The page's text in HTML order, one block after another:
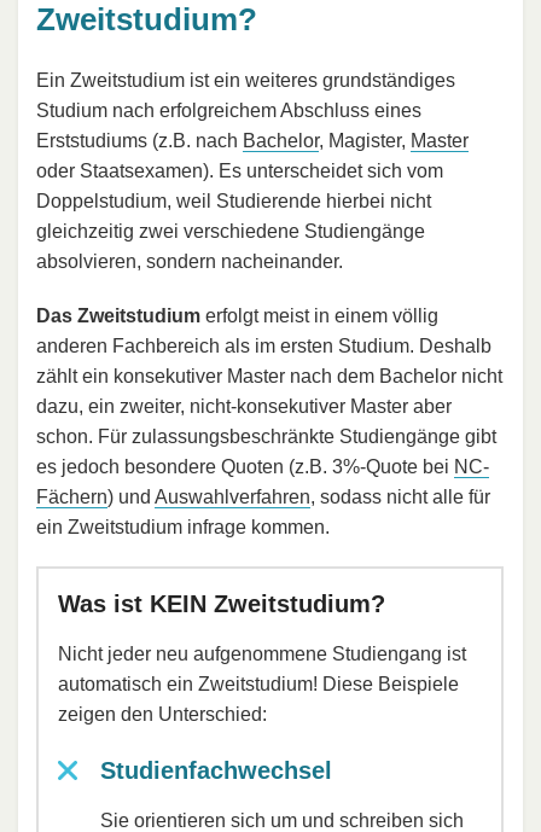
Zweitstudium?
Ein Zweitstudium ist ein weiteres grundständiges
Studium nach erfolgreichem Abschluss eines
Erststudiums (z.B. nach Bachelor, Magister, Master
oder Staatsexamen). Es unterscheidet sich vom
Doppelstudium, weil Studierende hierbei nicht
gleichzeitig zwei verschiedene Studiengänge
absolvieren, sondern nacheinander.
Das Zweitstudium erfolgt meist in einem völlig
anderen Fachbereich als im ersten Studium. Deshalb
zählt ein konsekutiver Master nach dem Bachelor nicht
dazu, ein zweiter, nicht-konsekutiver Master aber
schon. Für zulassungsbeschränkte Studiengänge gibt
es jedoch besondere Quoten (z.B. 3%-Quote bei NC-
Fächern) und Auswahlverfahren, sodass nicht alle für
ein Zweitstudium infrage kommen.
Was ist KEIN Zweitstudium?
Nicht jeder neu aufgenommene Studiengang ist
automatisch ein Zweitstudium! Diese Beispiele
zeigen den Unterschied:
Studienfachwechsel
Sie orientieren sich um und schreiben sich